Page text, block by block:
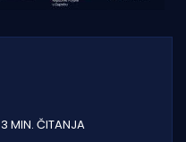
3 MIN. ČITANJA